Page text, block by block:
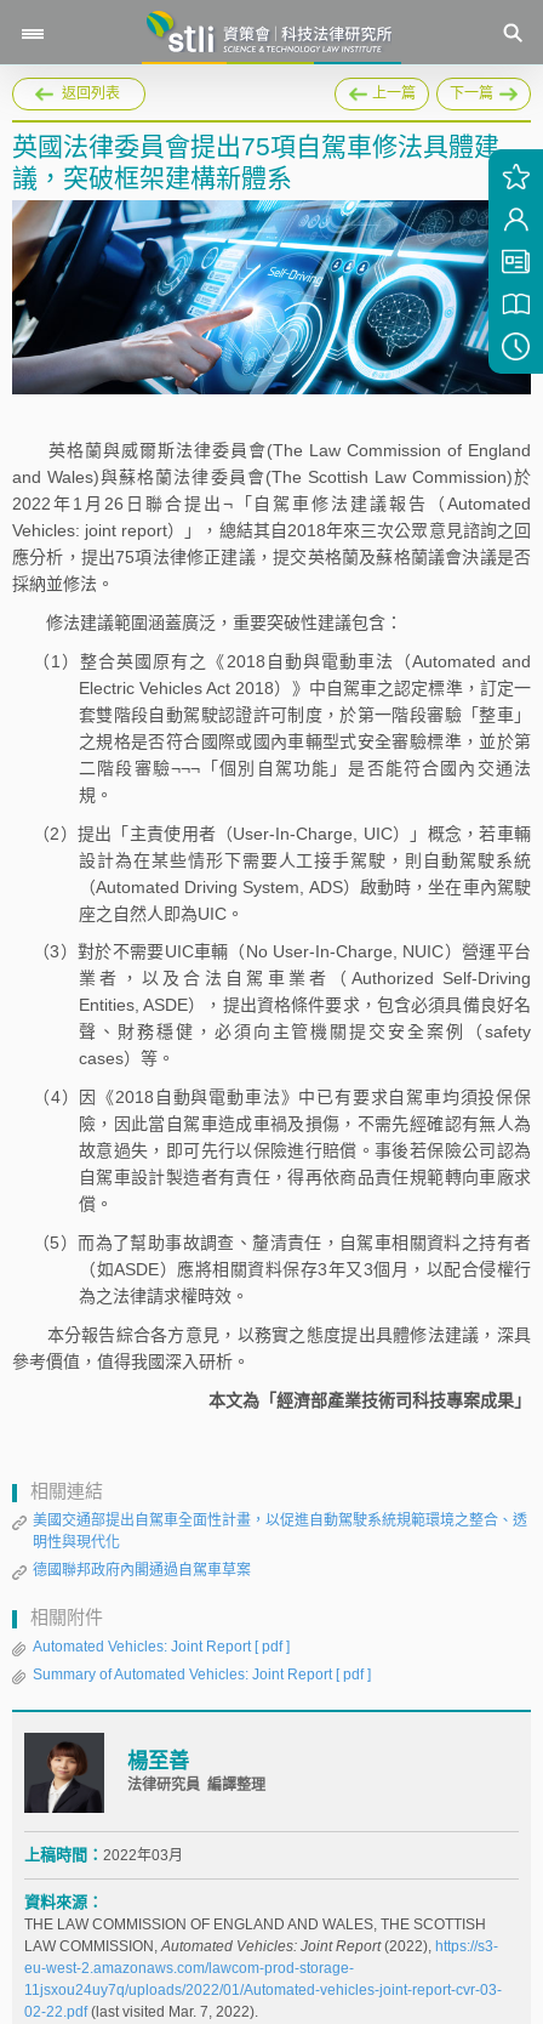
返回列表 上一篇 下一篇
英國法律委員會提出75項自駕車修法具體建
議，突破框架建構新體系
英格蘭與威爾斯法律委員會(The Law Commission of England
and Wales)與蘇格蘭法律委員會(The Scottish Law Commission)於
2022年1月26日聯合提出¬「自駕車修法建議報告（Automated
Vehicles: joint report）」，總結其自2018年來三次公眾意見諮詢之回
應分析，提出75項法律修正建議，提交英格蘭及蘇格蘭議會決議是否
採納並修法。
修法建議範圍涵蓋廣泛，重要突破性建議包含：
（1）整合英國原有之《2018自動與電動車法（Automated and
Electric Vehicles Act 2018）》中自駕車之認定標準，訂定一
套雙階段自動駕駛認證許可制度，於第一階段審驗「整車」
之規格是否符合國際或國內車輛型式安全審驗標準，並於第
二階段審驗¬¬¬「個別自駕功能」是否能符合國內交通法
規。
（2）提出「主責使用者（User-In-Charge, UIC）」概念，若車輛
設計為在某些情形下需要人工接手駕駛，則自動駕駛系統
（Automated Driving System, ADS）啟動時，坐在車內駕駛
座之自然人即為UIC。
（3）對於不需要UIC車輛（No User-In-Charge, NUIC）營運平台
業者，以及合法自駕車業者（Authorized Self-Driving
Entities, ASDE），提出資格條件要求，包含必須具備良好名
聲、財務穩健，必須向主管機關提交安全案例（safety
cases）等。
（4）因《2018自動與電動車法》中已有要求自駕車均須投保保
險，因此當自駕車造成車禍及損傷，不需先經確認有無人為
故意過失，即可先行以保險進行賠償。事後若保險公司認為
自駕車設計製造者有責任，得再依商品責任規範轉向車廠求
償。
（5）而為了幫助事故調查、釐清責任，自駕車相關資料之持有者
（如ASDE）應將相關資料保存3年又3個月，以配合侵權行
為之法律請求權時效。
本分報告綜合各方意見，以務實之態度提出具體修法建議，深具
參考價值，值得我國深入研析。
本文為「經濟部產業技術司科技專案成果」
相關連結
美國交通部提出自駕車全面性計畫，以促進自動駕駛系統規範環境之整合、透
明性與現代化
德國聯邦政府內閣通過自駕車草案
相關附件
Automated Vehicles: Joint Report [ pdf ]
Summary of Automated Vehicles: Joint Report [ pdf ]
楊至善
法律研究員 編譯整理
上稿時間： 2022年03月
資料來源：
THE LAW COMMISSION OF ENGLAND AND WALES, THE SCOTTISH
LAW COMMISSION,Automated Vehicles: Joint Report(2022), https://s3-
eu-west-2.amazonaws.com/lawcom-prod-storage-
11jsxou24uy7q/uploads/2022/01/Automated-vehicles-joint-report-cvr-03-
02-22.pdf(last visited Mar. 7, 2022).